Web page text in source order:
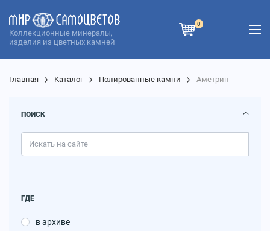
Коллекционные минералы,
изделия из цветных камней
0
Главная Каталог Полированные камни Аметрин
ПОИСК
ГДЕ
в архиве